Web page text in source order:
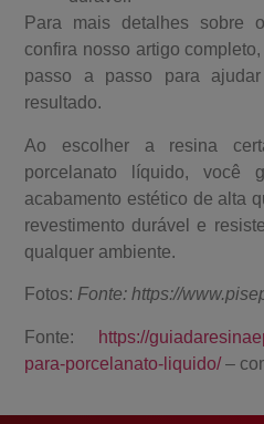
Para mais detalhes sobre
confira nosso artigo
passo a passo para
resultado.
Ao escolher a resina
porcelanato líquido, você
acabamento estético de alta
revestimento durável e
qualquer ambiente.
Fotos: Fonte: https://
Fonte: https://
para-porcelanato-liquido/–